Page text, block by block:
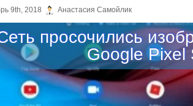
9th, 2018 Анастасия Самойлик
просочились
Google Pixel